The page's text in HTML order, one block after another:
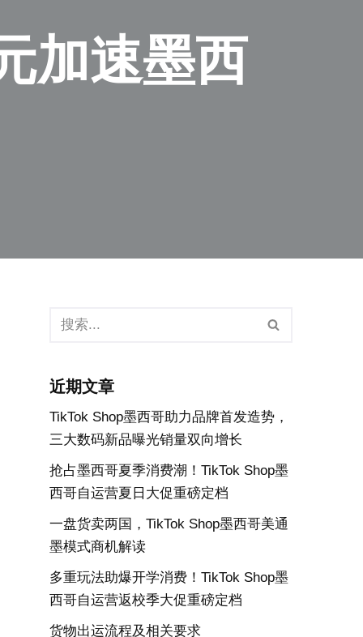
加速墨西
近期文章
TikTok Shop墨西哥助力品牌首发造势，
三大数码新品曝光销量双向增长
抢占墨西哥夏季消费潮！TikTok Shop墨
西哥自运营夏日大促重磅定档
一盘货卖两国，TikTok Shop墨西哥美通
墨模式商机解读
多重玩法助爆开学消费！TikTok Shop墨
西哥自运营返校季大促重磅定档
货物出运流程及相关要求